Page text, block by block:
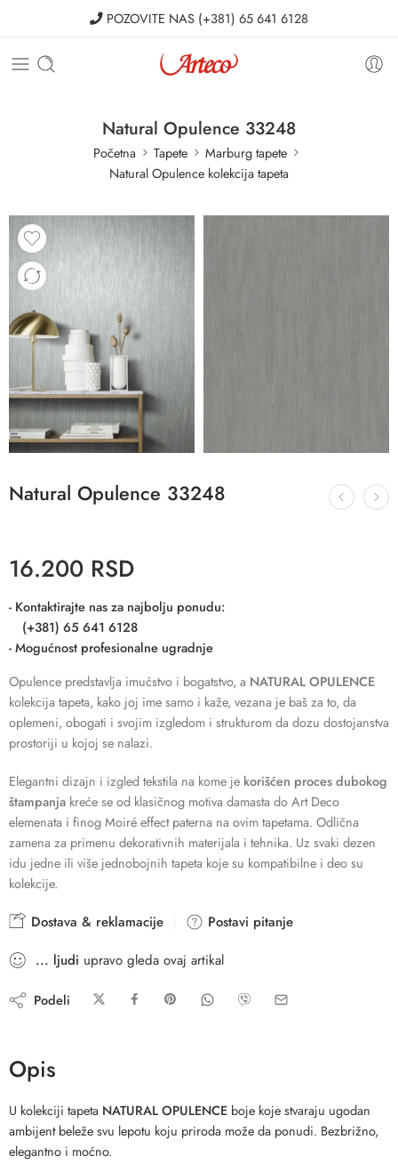
POZOVITE NAS (+381) 65 641 6128
Natural Opulence 33248
Početna Tapete
Marburg tapete
Natural Opulence kolekcija tapeta
Natural Opulence 33248
16.200 RSD
- Kontaktirajte nas za najbolju ponudu:
(+381) 65 641 6128
- Mogućnost profesionalne ugradnje
Opulence predstavlja imućstvo i bogatstvo, a NATURAL OPULENCE
kolekcija tapeta, kako joj ime samo i kaže, vezana je baš za to, da
oplemeni, obogati i svojim izgledom i strukturom da dozu dostojanstva
prostoriji u kojoj se nalazi.
Elegantni dizajn i izgled tekstila na kome je korišćen proces dubokog
štampanja kreće se od klasičnog motiva damasta do Art Deco
elemenata i finog Moiré effect paterna na ovim tapetama. Odlična
zamena za primenu dekorativnih materijala i tehnika. Uz svaki dezen
idu jedne ili više jednobojnih tapeta koje su kompatibilne i deo su
kolekcije.
Dostava & reklamacije
Postavi pitanje
... ljudi upravo gleda ovaj artikal
Podeli
Opis
U kolekciji tapeta NATURAL OPULENCE boje koje stvaraju ugodan
ambijent beleže svu lepotu koju priroda može da ponudi. Bezbrižno,
elegantno i moćno.